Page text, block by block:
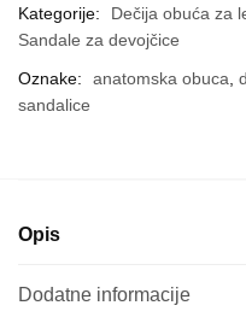
količina
Kategorije: Dečija obuća za
Sandale za devojčice
Oznake:
anatomska obuca
sandalice
Opis
Dodatne informacije